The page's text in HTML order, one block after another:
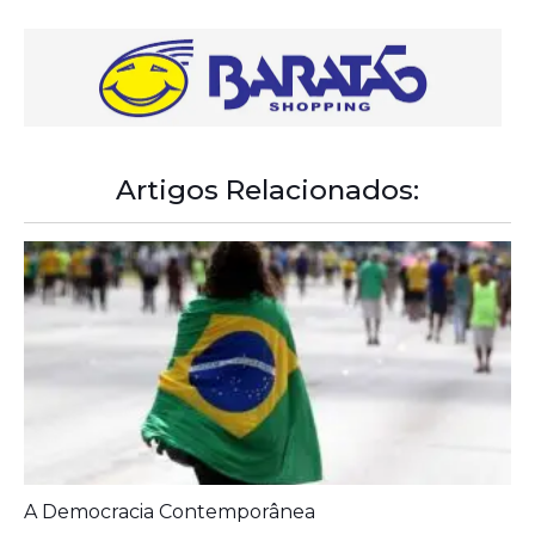
Artigos Relacionados: